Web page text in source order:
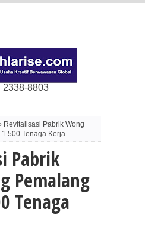
2338-8803
Revitalisasi Pabrik Wong
Tenaga Kerja
Pabrik
Pemalang
Tenaga